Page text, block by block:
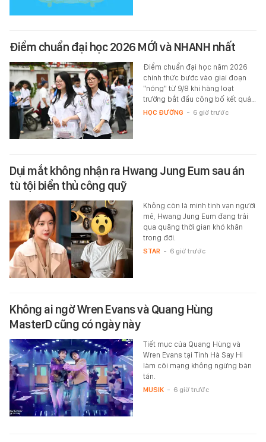
Điểm chuẩn đại học 2026 MỚI và NHANH nhất
Điểm chuẩn đại học năm 2026
chính thức bước vào giai đoạn
"nóng" từ 9/8 khi hàng loạt
trường bắt đầu công bố kết quả…
HỌC ĐƯỜNG - 6 giờ trước
Dụi mắt không nhận ra Hwang Jung Eum sau án
tù tội biển thủ công quỹ
Không còn là minh tinh vạn người
mê, Hwang Jung Eum đang trải
qua quãng thời gian khó khăn
trong đời.
STAR - 6 giờ trước
Không ai ngờ Wren Evans và Quang Hùng
MasterD cũng có ngày này
Tiết mục của Quang Hùng và
Wren Evans tại Tinh Hà Say Hi
làm cõi mạng không ngừng bàn
tán.
MUSIK - 6 giờ trước